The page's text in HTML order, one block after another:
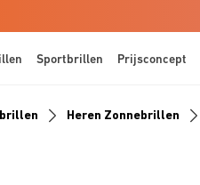
Sportbrillen Prijsconcept
Heren Zonnebrillen